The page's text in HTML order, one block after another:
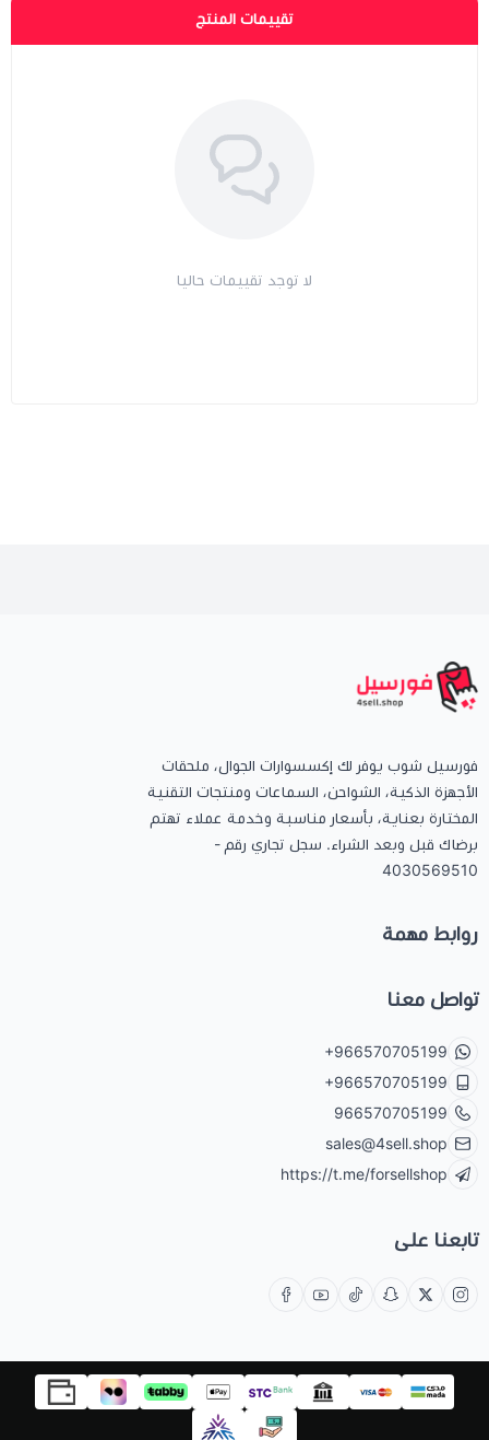
تقييمات المنتج
لا توجد تقييمات حاليا
فورسيل شوب يوفر لك إكسسوارات الجوال، ملحقات
الأجهزة الذكية، الشواحن، السماعات ومنتجات التقنية
المختارة بعناية، بأسعار مناسبة وخدمة عملاء تهتم
برضاك قبل وبعد الشراء. سجل تجاري رقم -
4030569510
روابط مهمة
تواصل معنا
+966570705199
+966570705199
966570705199
sales@4sell.shop
https://t.me/forsellshop
تابعنا على